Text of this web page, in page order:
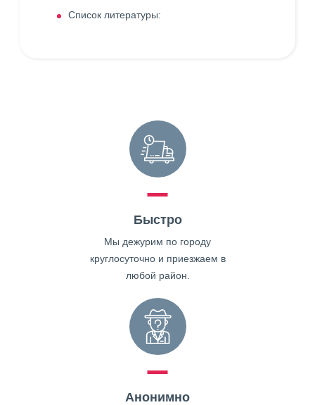
Список литературы:
Быстро
Мы дежурим по городу
круглосуточно и приезжаем в
любой район.
Анонимно